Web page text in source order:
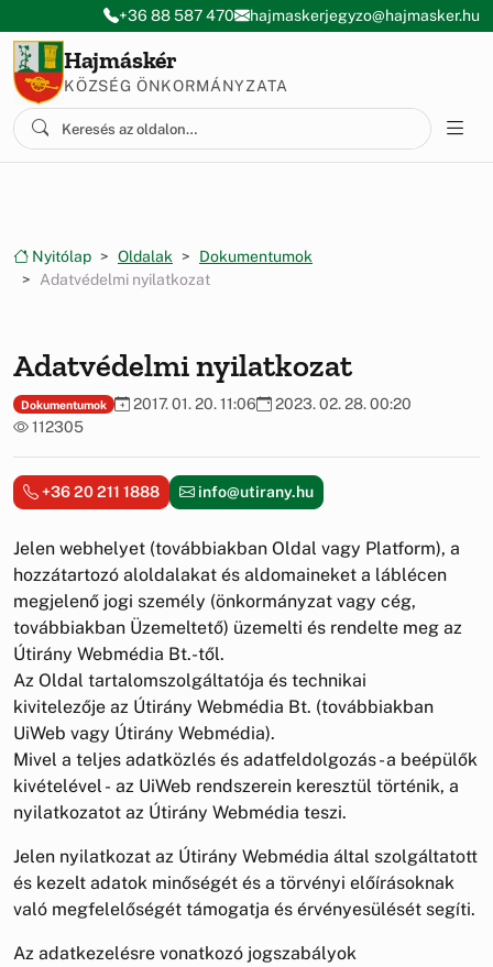
Ugrás a menüre
Ugrás a tartalomra
+36 88 587 470 hajmaskerjegyzo@hajmasker.hu
Hajmáskér
KÖZSÉG ÖNKORMÁNYZATA
Nyitólap Oldalak
Dokumentumok
Adatvédelmi nyilatkozat
Adatvédelmi nyilatkozat
Dokumentumok 2017. 01. 20. 11:06
2023. 02. 28. 00:20
112305
+36 20 211 1888 info@utirany.hu
Jelen webhelyet (továbbiakban Oldal vagy Platform), a
hozzátartozó aloldalakat és aldomaineket a láblécen
megjelenő jogi személy (önkormányzat vagy cég,
továbbiakban Üzemeltető) üzemelti és rendelte meg az
Útirány Webmédia Bt.-től.
Az Oldal tartalomszolgáltatója és technikai
kivitelezője az Útirány Webmédia Bt. (továbbiakban
UiWeb vagy Útirány Webmédia).
Mivel a teljes adatközlés és adatfeldolgozás - a beépülők
kivételével - az UiWeb rendszerein keresztül történik, a
nyilatkozatot az Útirány Webmédia teszi.
Jelen nyilatkozat az Útirány Webmédia által szolgáltatott
és kezelt adatok minőségét és a törvényi előírásoknak
való megfelelőségét támogatja és érvényesülését segíti.
Az adatkezelésre vonatkozó jogszabályok